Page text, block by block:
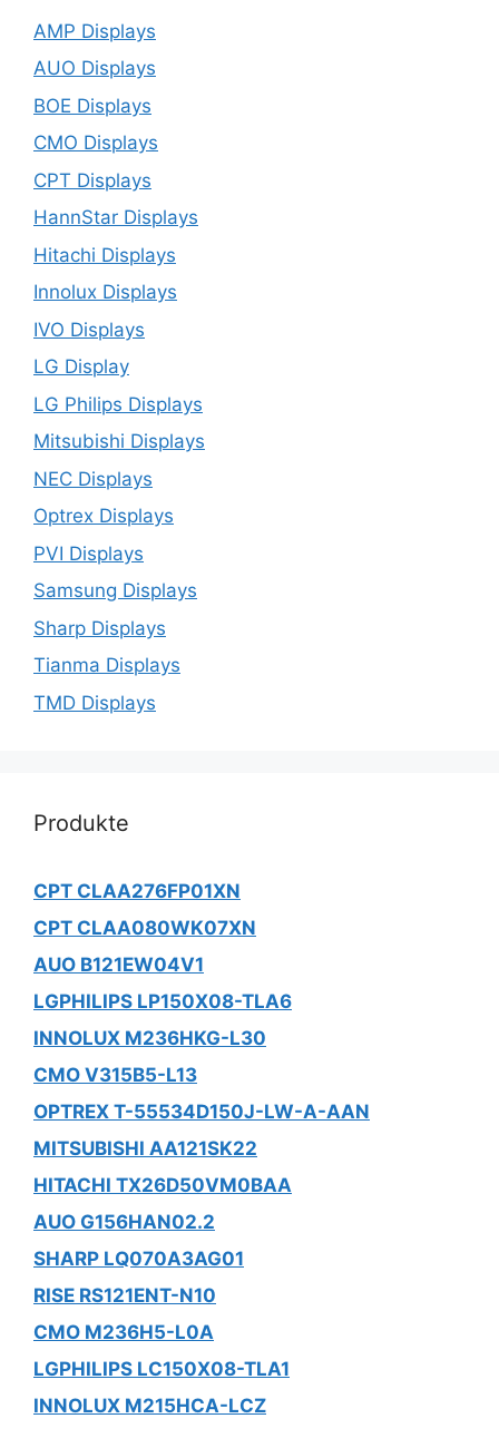
AMP Displays
AUO Displays
BOE Displays
CMO Displays
CPT Displays
HannStar Displays
Hitachi Displays
Innolux Displays
IVO Displays
LG Display
LG Philips Displays
Mitsubishi Displays
NEC Displays
Optrex Displays
PVI Displays
Samsung Displays
Sharp Displays
Tianma Displays
TMD Displays
Produkte
CPT CLAA276FP01XN
CPT CLAA080WK07XN
AUO B121EW04V1
LGPHILIPS LP150X08-TLA6
INNOLUX M236HKG-L30
CMO V315B5-L13
OPTREX T-55534D150J-LW-A-AAN
MITSUBISHI AA121SK22
HITACHI TX26D50VM0BAA
AUO G156HAN02.2
SHARP LQ070A3AG01
RISE RS121ENT-N10
CMO M236H5-L0A
LGPHILIPS LC150X08-TLA1
INNOLUX M215HCA-LCZ